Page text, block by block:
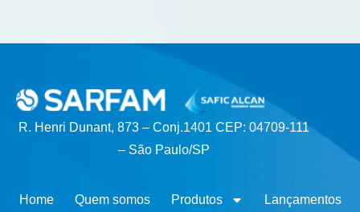
R. Henri Dunant, 873 – Conj.1401 CEP: 04709-111
– São Paulo/SP
Home Quem somos Produtos Lançamentos